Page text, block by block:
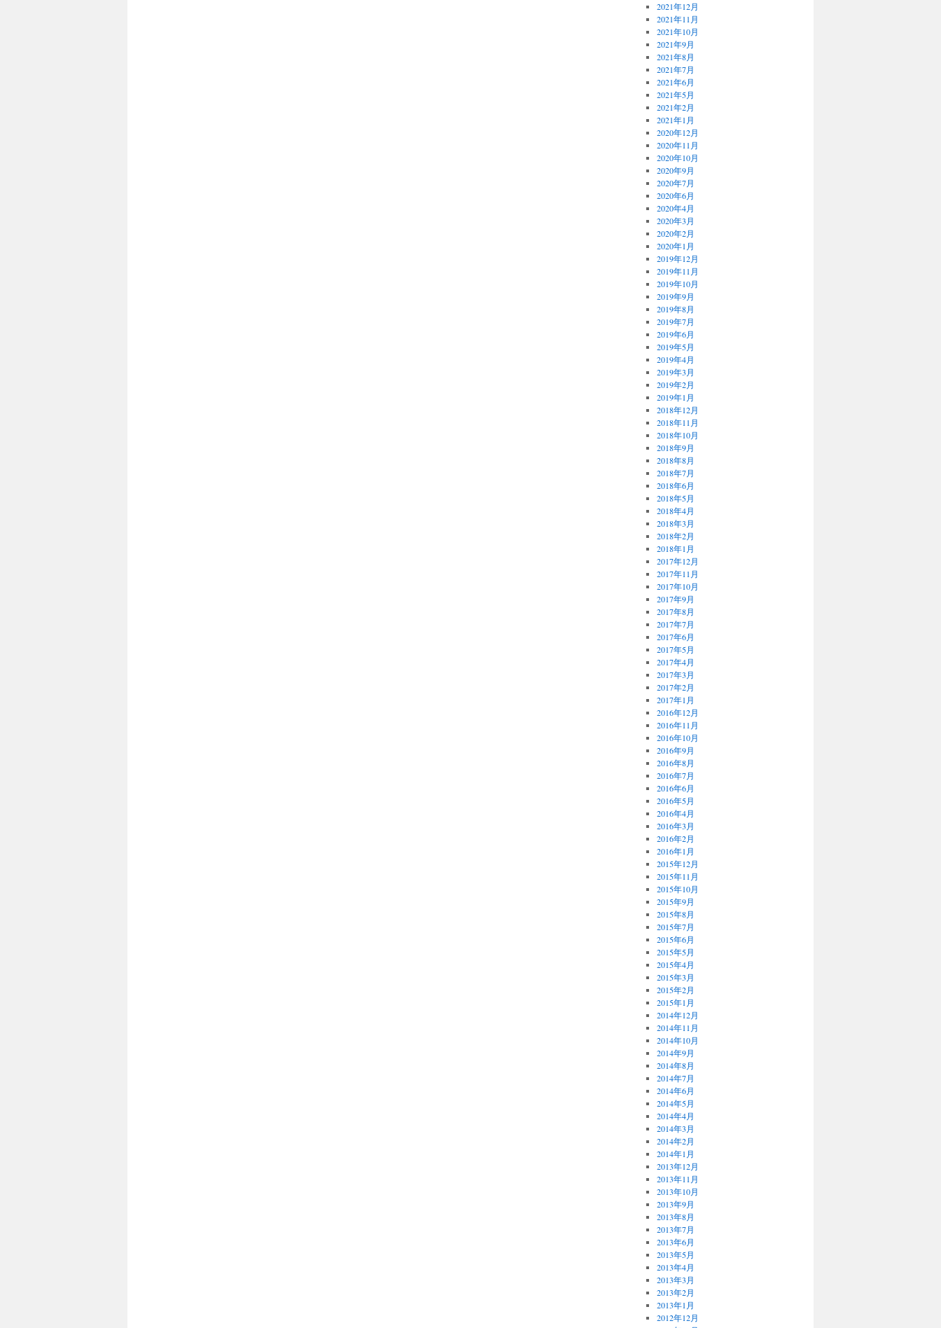
2021年12月
2021年11月
2021年10月
2021年9月
2021年8月
2021年7月
2021年6月
2021年5月
2021年2月
2021年1月
2020年12月
2020年11月
2020年10月
2020年9月
2020年7月
2020年6月
2020年4月
2020年3月
2020年2月
2020年1月
2019年12月
2019年11月
2019年10月
2019年9月
2019年8月
2019年7月
2019年6月
2019年5月
2019年4月
2019年3月
2019年2月
2019年1月
2018年12月
2018年11月
2018年10月
2018年9月
2018年8月
2018年7月
2018年6月
2018年5月
2018年4月
2018年3月
2018年2月
2018年1月
2017年12月
2017年11月
2017年10月
2017年9月
2017年8月
2017年7月
2017年6月
2017年5月
2017年4月
2017年3月
2017年2月
2017年1月
2016年12月
2016年11月
2016年10月
2016年9月
2016年8月
2016年7月
2016年6月
2016年5月
2016年4月
2016年3月
2016年2月
2016年1月
2015年12月
2015年11月
2015年10月
2015年9月
2015年8月
2015年7月
2015年6月
2015年5月
2015年4月
2015年3月
2015年2月
2015年1月
2014年12月
2014年11月
2014年10月
2014年9月
2014年8月
2014年7月
2014年6月
2014年5月
2014年4月
2014年3月
2014年2月
2014年1月
2013年12月
2013年11月
2013年10月
2013年9月
2013年8月
2013年7月
2013年6月
2013年5月
2013年4月
2013年3月
2013年2月
2013年1月
2012年12月